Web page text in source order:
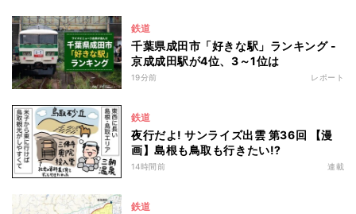
鉄道
千葉県成田市「好きな駅」ランキング -
京成成田駅が4位、3～1位は
19分前 レポート
鉄道
夜行だよ! サンライズ出雲 第36回 【漫
画】島根も鳥取も行きたい!?
14時間前 連載
鉄道